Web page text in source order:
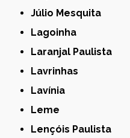
Júlio Mesquita
Lagoinha
Laranjal Paulista
Lavrinhas
Lavínia
Leme
Lençóis Paulista